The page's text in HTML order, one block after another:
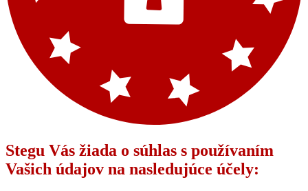
Stegu Vás žiada o súhlas s používaním
Vašich údajov na nasledujúce účely: